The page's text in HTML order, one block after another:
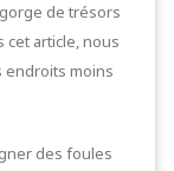
de trésors
cet article, nous
endroits moins
des foules